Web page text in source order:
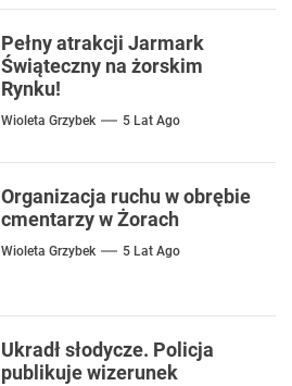
Pełny atrakcji Jarmark
Świąteczny na żorskim
Rynku!
Wioleta Grzybek 5 Lat Ago
Organizacja ruchu w obrębie
cmentarzy w Żorach
Wioleta Grzybek 5 Lat Ago
Ukradł słodycze. Policja
publikuje wizerunek